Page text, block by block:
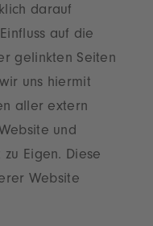
darauf
auf die
gelinkten Seiten
uns hiermit
aller extern
und
Eigen. Diese
Website